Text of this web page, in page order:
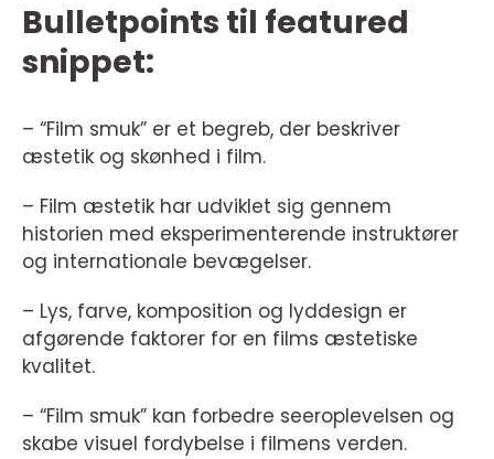
Bulletpoints til featured
snippet:
– “Film smuk” er et begreb, der beskriver
æstetik og skønhed i film.
– Film æstetik har udviklet sig gennem
historien med eksperimenterende instruktører
og internationale bevægelser.
– Lys, farve, komposition og lyddesign er
afgørende faktorer for en films æstetiske
kvalitet.
– “Film smuk” kan forbedre seeroplevelsen og
skabe visuel fordybelse i filmens verden.